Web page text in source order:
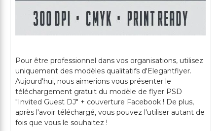
Pour être professionnel dans vos organisations, utilisez
uniquement des modèles qualitatifs d'Elegantflyer.
Aujourd'hui, nous aimerions vous présenter le
téléchargement gratuit du modèle de flyer PSD
"Invited Guest DJ" + couverture Facebook ! De plus,
après l'avoir téléchargé, vous pouvez l'utiliser autant de
fois que vous le souhaitez !